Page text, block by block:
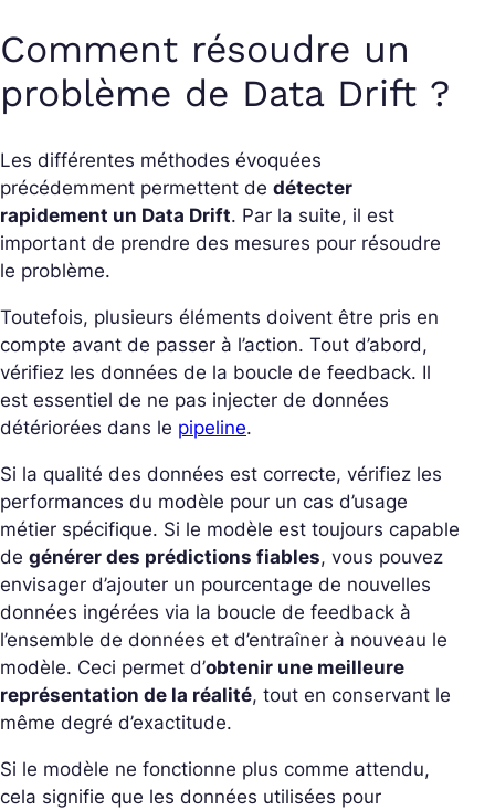
Comment résoudre un
problème de Data Drift ?
Les différentes méthodes évoquées
précédemment permettent de détecter
rapidement un Data Drift. Par la suite, il est
important de prendre des mesures pour résoudre
le problème.
Toutefois, plusieurs éléments doivent être pris en
compte avant de passer à l’action. Tout d’abord,
vérifiez les données de la boucle de feedback. Il
est essentiel de ne pas injecter de données
détériorées dans le pipeline.
Si la qualité des données est correcte, vérifiez les
performances du modèle pour un cas d’usage
métier spécifique. Si le modèle est toujours capable
de générer des prédictions fiables, vous pouvez
envisager d’ajouter un pourcentage de nouvelles
données ingérées via la boucle de feedback à
l’ensemble de données et d’entraîner à nouveau le
modèle. Ceci permet d’obtenir une meilleure
représentation de la réalité, tout en conservant le
même degré d’exactitude.
Si le modèle ne fonctionne plus comme attendu,
cela signifie que les données utilisées pour